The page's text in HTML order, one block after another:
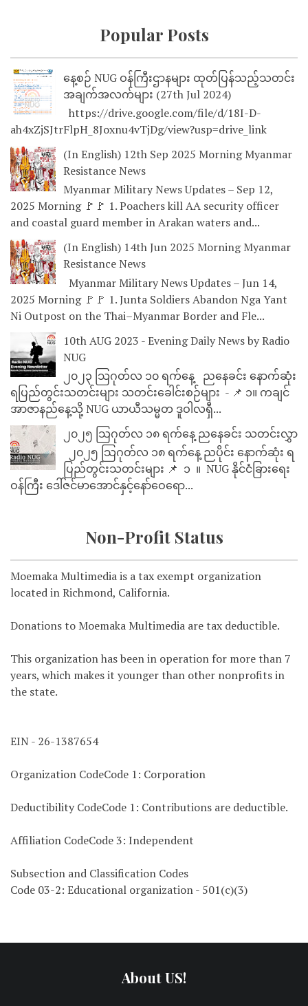
Popular Posts
နေ့စဉ် NUG ဝန်ကြီးဌာနများ ထုတ်ပြန်သည့်သတင်း
အချက်အလက်များ (27th Jul 2024)
https://drive.google.com/file/d/18I-D-
ah4xZjSJtrFlpH_8Joxnu4vTjDg/view?usp=drive_link
(In English) 12th Sep 2025 Morning Myanmar
Resistance News
Myanmar Military News Updates – Sep 12,
2025 Morning 🚩🚩 1. Poachers kill AA security officer
and coastal guard member in Arakan waters and...
(In English) 14th Jun 2025 Morning Myanmar
Resistance News
Myanmar Military News Updates – Jun 14,
2025 Morning 🚩🚩 1. Junta Soldiers Abandon Nga Yant
Ni Outpost on the Thai–Myanmar Border and Fle...
10th AUG 2023 - Evening Daily News by Radio
NUG
၂၀၂၃ သြဂုတ်လ ၁၀ ရက်နေ့ ညနေခင်း နောက်ဆုံး
ရပြည်တွင်းသတင်းများ သတင်းခေါင်းစဉ်များ - 📌 ၁။ ကချင်
အာဇာနည်နေ့သို့ NUG ယာယီသမ္မတ ဒူဝါလရှီ...
၂၀၂၅ သြဂုတ်လ ၁၈ ရက်နေ့ ညနေခင်း သတင်းလွှာ
၂၀၂၅ သြဂုတ်လ ၁၈ ရက်နေ့ ညပိုင်း နောက်ဆုံး ရ
ပြည်တွင်းသတင်းများ 📌 ⁨⁨⁨⁨ ၁ ⁨ ။ ⁨ NUG နိုင်ငံခြားရေး
ဝန်ကြီး ဒေါ်ဇင်မာအောင်နှင့်နော်ဝေရော...
Non-Profit Status
Moemaka Multimedia is a tax exempt organization
located in Richmond, California.
Donations to Moemaka Multimedia are tax deductible.
This organization has been in operation for more than 7
years, which makes it younger than other nonprofits in
the state.
EIN - 26-1387654
Organization CodeCode 1: Corporation
Deductibility CodeCode 1: Contributions are deductible.
Affiliation CodeCode 3: Independent
Subsection and Classification Codes
Code 03-2: Educational organization - 501(c)(3)
About US!